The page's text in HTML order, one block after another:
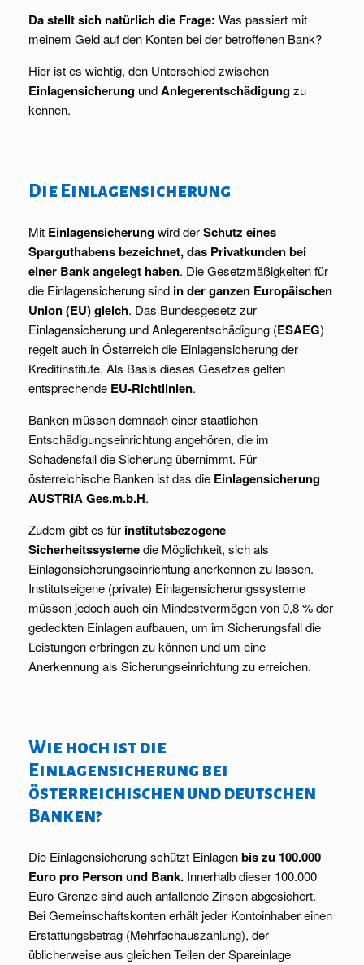
Da stellt sich natürlich die Frage: Was passiert mit
meinem Geld auf den Konten bei der betroffenen Bank?
Hier ist es wichtig, den Unterschied zwischen
Einlagensicherung undAnlegerentschädigungzu
kennen.
Die Einlagensicherung
Mit Einlagensicherungwird derSchutz eines
Sparguthabens bezeichnet, das Privatkunden bei
einer Bank angelegt haben. Die Gesetzmäßigkeiten für
die Einlagensicherung sind in der ganzen Europäischen
Union (EU) gleich. Das Bundesgesetz zur
Einlagensicherung und Anlegerentschädigung (ESAEG)
regelt auch in Österreich die Einlagensicherung der
Kreditinstitute. Als Basis dieses Gesetzes gelten
entsprechende EU-Richtlinien.
Banken müssen demnach einer staatlichen
Entschädigungseinrichtung angehören, die im
Schadensfall die Sicherung übernimmt. Für
österreichische Banken ist das die Einlagensicherung
AUSTRIA Ges.m.b.H.
Zudem gibt es für institutsbezogene
Sicherheitssystemedie Möglichkeit, sich als
Einlagensicherungseinrichtung anerkennen zu lassen.
Institutseigene (private) Einlagensicherungssysteme
müssen jedoch auch ein Mindestvermögen von 0,8 % der
gedeckten Einlagen aufbauen, um im Sicherungsfall die
Leistungen erbringen zu können und um eine
Anerkennung als Sicherungseinrichtung zu erreichen.
Wie hoch ist die
Einlagensicherung bei
österreichischen und deutschen
Banken?
Die Einlagensicherung schützt Einlagenbis zu 100.000
Euro pro Person und Bank. Innerhalb dieser 100.000
Euro-Grenze sind auch anfallende Zinsen abgesichert.
Bei Gemeinschaftskonten erhält jeder Kontoinhaber einen
Erstattungsbetrag (Mehrfachauszahlung), der
üblicherweise aus gleichen Teilen der Spareinlage